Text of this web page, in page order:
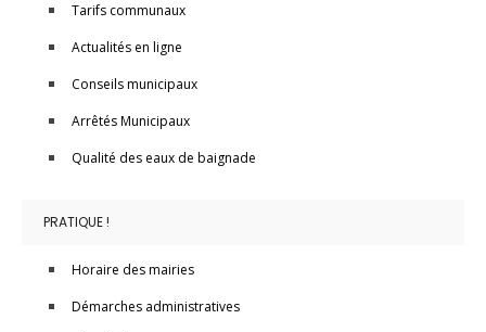
Tarifs communaux
Actualités en ligne
Conseils municipaux
Arrêtés Municipaux
Qualité des eaux de baignade
PRATIQUE !
Horaire des mairies
Démarches administratives